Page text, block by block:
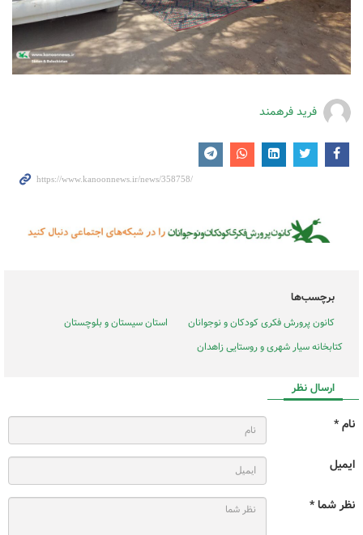
فرید فرهمند
برچسب‌ها
کانون پرورش فکری کودکان و نوجوانان
استان سیستان و بلوچستان
کتابخانه سیار شهری و روستایی زاهدان
ارسال نظر
نام *
ایمیل
نظر شما *